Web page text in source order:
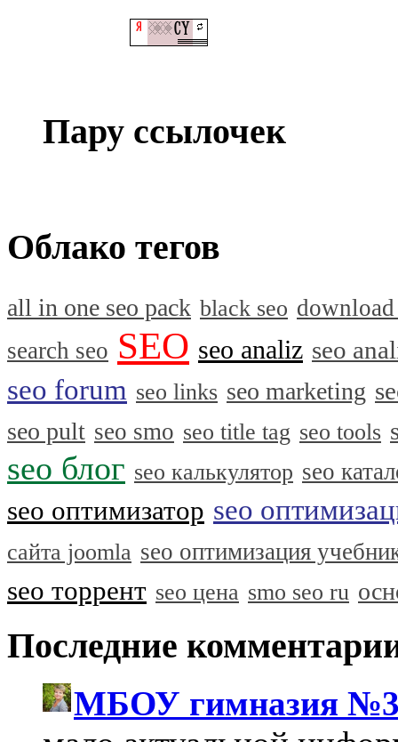
Пару ссылочек
Облако тегов
all in one seo pack black seo download
search seo SEO seo analiz seo
seo forum seo links seo marketing
seo pult seo smo seo title tag seo tools
seo блог seo калькулятор seo
seo оптимизатор seo
сайта joomla seo оптимизация
seo торрент seo цена smo seo ru
Последние
МБОУ гимназия №3